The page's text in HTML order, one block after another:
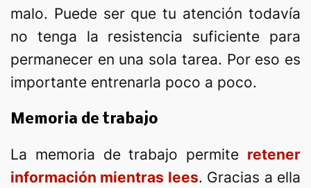
malo. Puede ser que tu atención todavía
no tenga la resistencia suficiente para
permanecer en una sola tarea. Por eso es
importante entrenarla poco a poco.
Memoria de trabajo
La memoria de trabajo permite retener
información mientras lees. Gracias a ella